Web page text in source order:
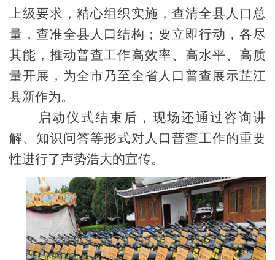
上级要求，精心组织实施，查清全县人口总
量，查准全县人口结构；要立即行动，各尽
其能，推动普查工作高效率、高水平、高质
量开展，为全市乃至全省人口普查展示芷江
县新作为。
启动仪式结束后，现场还通过咨询讲
解、知识问答等形式对人口普查工作的重要
性进行了声势浩大的宣传。